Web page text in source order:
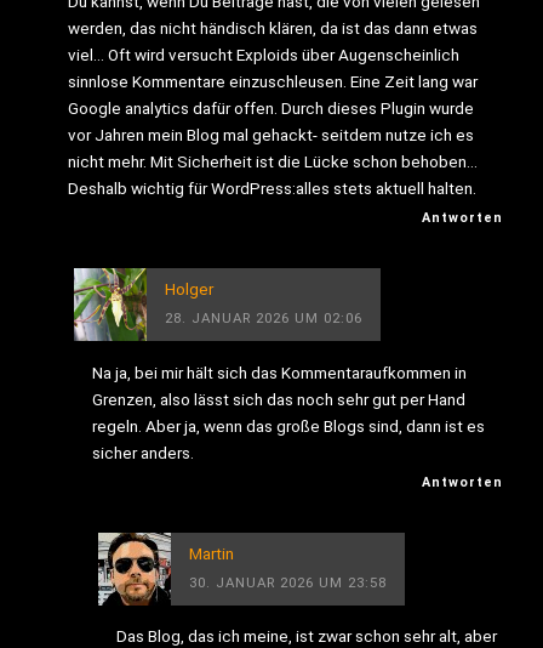
werden, das nicht händisch klären, da ist das dann etwas
viel… Oft wird versucht Exploids über Augenscheinlich
sinnlose Kommentare einzuschleusen. Eine Zeit lang war
Google analytics dafür offen. Durch dieses Plugin wurde
vor Jahren mein Blog mal gehackt- seitdem nutze ich es
nicht mehr. Mit Sicherheit ist die Lücke schon behoben…
Deshalb wichtig für WordPress:alles stets aktuell halten.
Antworten
Holger
28. JANUAR 2026 UM 02:06
Na ja, bei mir hält sich das Kommentaraufkommen in
Grenzen, also lässt sich das noch sehr gut per Hand
regeln. Aber ja, wenn das große Blogs sind, dann ist es
sicher anders.
Antworten
Martin
30. JANUAR 2026 UM 23:58
Das Blog, das ich meine, ist zwar schon sehr alt, aber